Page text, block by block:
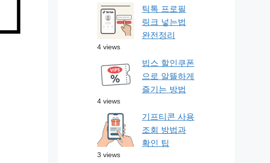
틱톡 프로필
링크 넣는법
완전정리
4 views
빕스 할인쿠폰
으로 알뜰하게
즐기는 방법
4 views
기프티콘 사용
조회 방법과
확인 팁
3 views